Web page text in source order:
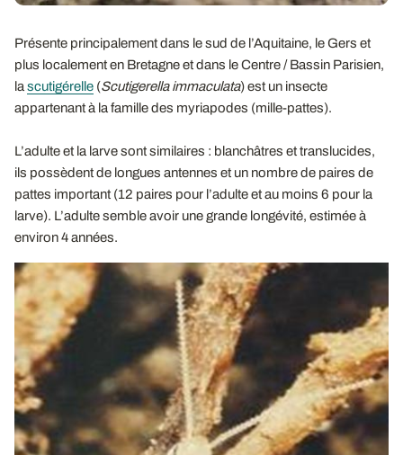
Présente principalement dans le sud de l’Aquitaine, le Gers et
plus localement en Bretagne et dans le Centre / Bassin Parisien,
la scutigérelle (Scutigerella immaculata) est un insecte
appartenant à la famille des myriapodes (mille-pattes).
L’adulte et la larve sont similaires : blanchâtres et translucides,
ils possèdent de longues antennes et un nombre de paires de
pattes important (12 paires pour l’adulte et au moins 6 pour la
larve). L’adulte semble avoir une grande longévité, estimée à
environ 4 années.